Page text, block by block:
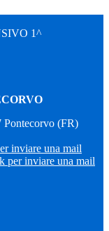
1^
Pontecorvo (FR)
inviare una mail
per inviare una mail